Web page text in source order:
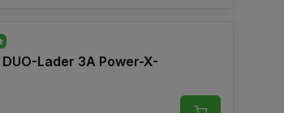
DUO-Lader 3A Power-X-